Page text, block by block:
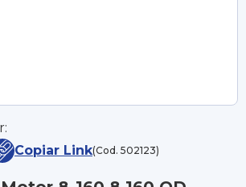
Copiar Link(Cod. 502123)